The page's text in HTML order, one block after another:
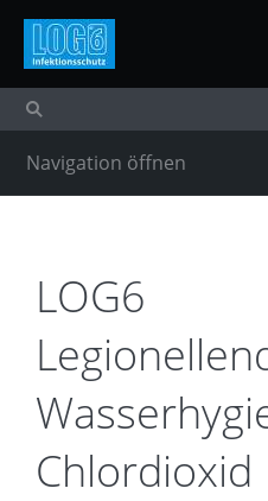
Navigation öffnen
LOG6
Chlordioxid